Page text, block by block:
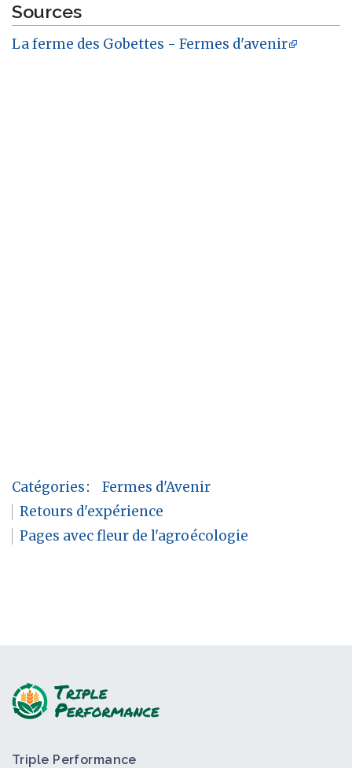
Sources
La ferme des Gobettes - Fermes d'avenir
Catégories:
Fermes d'Avenir
Retours d'expérience
Pages avec fleur de l'agroécologie
Triple Performance